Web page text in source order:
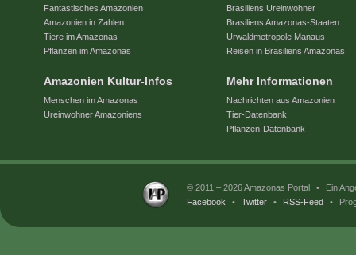
Fantastisches Amazonien
Amazonien in Zahlen
Tiere im Amazonas
Pflanzen im Amazonas
Amazonien Kultur-Infos
Menschen im Amazonas
Ureinwohner Amazoniens
Brasiliens Ureinwohner
Brasiliens Amazonas-Staaten
Urwaldmetropole Manaus
Reisen in Brasiliens Amazonas
Mehr Informationen
Nachrichten aus Amazonien
Tier-Datenbank
Pflanzen-Datenbank
© 2011 – 2026 Amazonas Portal •
Ein
Facebook
• Twitter • RSS-Feed •